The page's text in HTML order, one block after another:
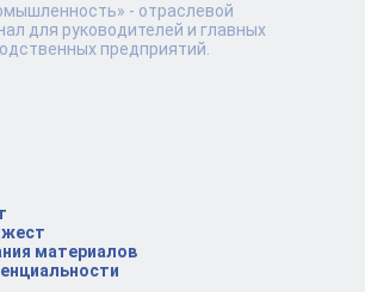
материалов
- отраслевой
для руководителей и главных
предприятий.